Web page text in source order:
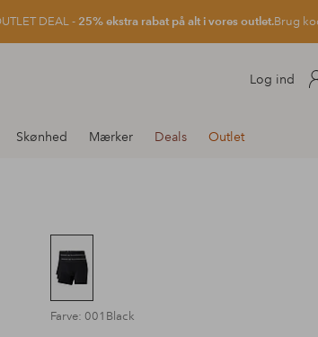
DEAL - 25% ekstra rabat på alt i vores outlet.Brug
Log ind
Skønhed Mærker Deals Outlet
Farve: 001Black